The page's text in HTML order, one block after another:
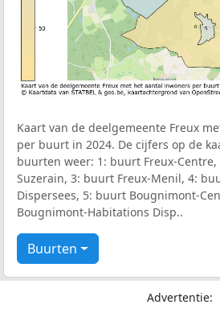
Kaart van de deelgemeente Freux
per buurt in 2024. De cijfers op de
buurten weer: 1: buurt Freux-
Suzerain, 3: buurt Freux-Menil, 4:
Dispersees, 5: buurt Bougnimont-
Bougnimont-Habitations Disp..
Buurten
Advertentie: